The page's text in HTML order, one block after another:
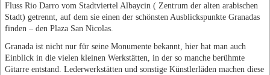
Fluss Rio Darro vom Stadtviertel Albaycin ( Zentrum der alten arabischen
Stadt) getrennt, auf dem sie einen der schönsten Ausblickspunkte Granadas
finden – den Plaza San Nicolas.
Granada ist nicht nur für seine Monumente bekannt, hier hat man auch
Einblick in die vielen kleinen Werkstätten, in der so manche berühmte
Gitarre entstand. Lederwerkstätten und sonstige Künstlerläden machen diese